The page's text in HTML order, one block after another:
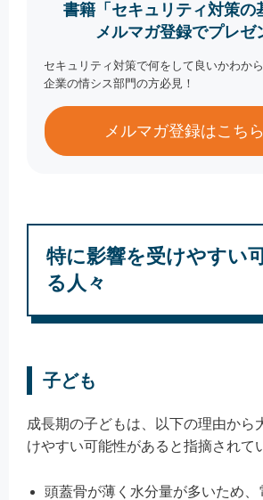
書籍「セキュリティ対策の
メルマガ登録でプレゼ
セキュリティ対策で何をして良いかわか
企業の情シス部門の方必見！
メルマガ登録はこち
特に影響を受けやすい
る人々
子ども
成長期の子どもは、以下の理由から
けやすい可能性があると指摘されて
頭蓋骨が薄く水分量が多いため